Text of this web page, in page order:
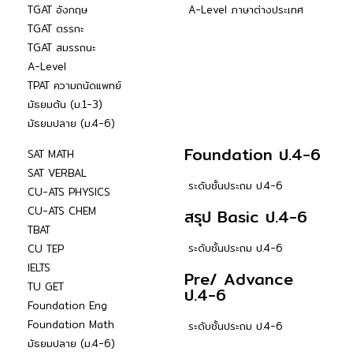
TGAT อังกฤษ
TGAT ตรรกะ
TGAT สมรรถนะ
A-Level
TPAT ความถนัดแพทย์
มัธยมต้น (ม.1-3)
มัธยมปลาย (ม.4-6)
A-Level ภาษาต่างประเทศ
SAT MATH
SAT VERBAL
CU-ATS PHYSICS
CU-ATS CHEM
TBAT
CU TEP
IELTS
TU GET
Foundation Eng
Foundation Math
มัธยมปลาย (ม.4-6)
Foundation ป.4-6
ระดับชั้นประถม ป.4-6
สรุป Basic ป.4-6
ระดับชั้นประถม ป.4-6
Pre/ Advance
ป.4-6
ระดับชั้นประถม ป.4-6